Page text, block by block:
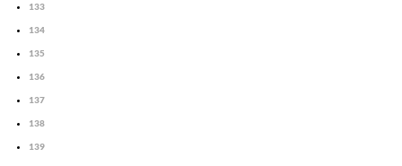
133
134
135
136
137
138
139